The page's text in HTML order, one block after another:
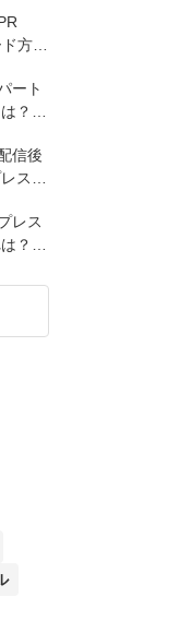
方法
ート
？転
信後
スリ
レス
？基